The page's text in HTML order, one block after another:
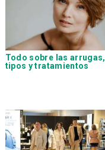
Todo sobre las arrugas,
tipos y tratamientos